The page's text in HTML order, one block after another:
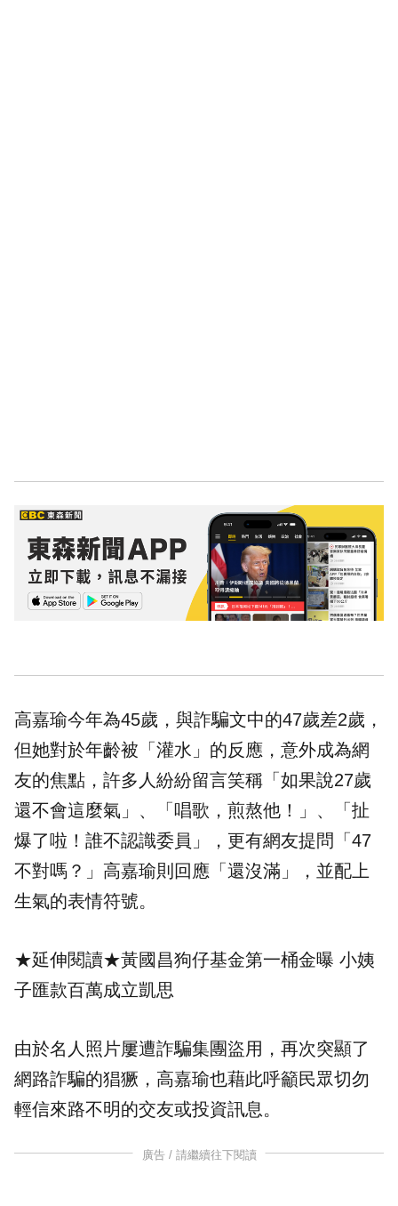
高嘉瑜今年為45歲，與詐騙文中的47歲差2歲，
但她對於年齡被「灌水」的反應，意外成為網
友的焦點，許多人紛紛留言笑稱「如果說27歲
還不會這麼氣」、「唱歌，煎熬他！」、「扯
爆了啦！誰不認識委員」，更有網友提問「47
不對嗎？」高嘉瑜則回應「還沒滿」，並配上
生氣的表情符號。
★延伸閱讀★黃國昌狗仔基金第一桶金曝 小姨
子匯款百萬成立凱思
由於名人照片屢遭詐騙集團盜用，再次突顯了
網路詐騙的猖獗，高嘉瑜也藉此呼籲民眾切勿
輕信來路不明的交友或投資訊息。
廣告 / 請繼續往下閱讀